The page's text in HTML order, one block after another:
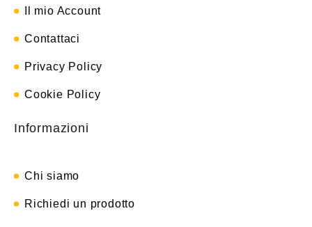
Il mio Account
Contattaci
Privacy Policy
Cookie Policy
Informazioni
Chi siamo
Richiedi un prodotto